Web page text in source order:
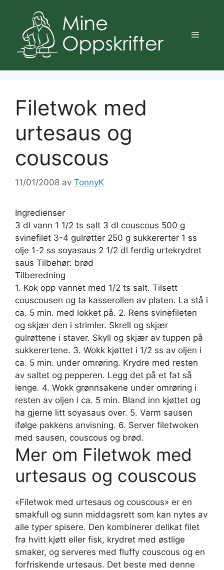
innhold
Meny
Filetwok med
urtesaus og
couscous
11/01/2008 av TonnyK
Ingredienser
3 dl vann 1 1/2 ts salt 3 dl couscous 500 g
svinefilet 3-4 gulrøtter 250 g sukkererter 1 ss
olje 1-2 ss soyasaus 2 1/2 dl ferdig urtekrydret
saus Tilbehør: brød
Tilberedning
1. Kok opp vannet med 1/2 ts salt. Tilsett
couscousen og ta kasserollen av platen. La stå i
ca. 5 min. med lokket på. 2. Rens svinefileten
og skjær den i strimler. Skrell og skjær
gulrøttene i staver. Skyll og skjær av tuppen på
sukkerertene. 3. Wokk kjøttet i 1/2 ss av oljen i
ca. 5 min. under omrøring. Krydre med resten
av saltet og pepperen. Legg det på et fat så
lenge. 4. Wokk grønnsakene under omrøring i
resten av oljen i ca. 5 min. Bland inn kjøttet og
ha gjerne litt soyasaus over. 5. Varm sausen
ifølge pakkens anvisning. 6. Server filetwoken
med sausen, couscous og brød.
Mer om Filetwok med
urtesaus og couscous
«Filetwok med urtesaus og couscous» er en
smakfull og sunn middagsrett som kan nytes av
alle typer spisere. Den kombinerer delikat filet
fra hvitt kjøtt eller fisk, krydret med østlige
smaker, og serveres med fluffy couscous og en
forfriskende urtesaus. Det beste med denne